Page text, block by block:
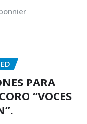
PARA
“VOCES